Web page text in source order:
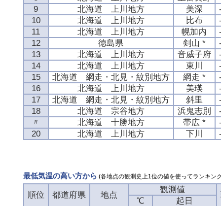
9
北海道 上川地方 美深
10
北海道 上川地方 比布
11
北海道 上川地方 幌加内
12
徳島県 剣山 *
13
北海道 上川地方 音威子府
14
北海道 上川地方 東川
15
北海道 網走・北見・紋別地方 網走 *
16
北海道 上川地方 美瑛
17
北海道 網走・北見・紋別地方 斜里
18
北海道 宗谷地方 浜鬼志別
〃
北海道 十勝地方 帯広 *
20
北海道 上川地方 下川
最低気温の高い方から (各地点の観測史上1位の値を使ってランキン
順位 都道府県 地点
観測値
℃
起日